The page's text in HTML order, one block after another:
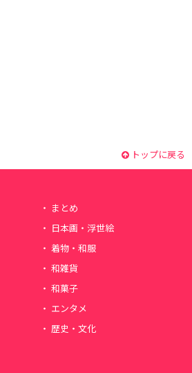
トップに戻る
まとめ
日本画・浮世絵
着物・和服
和雑貨
和菓子
エンタメ
歴史・文化